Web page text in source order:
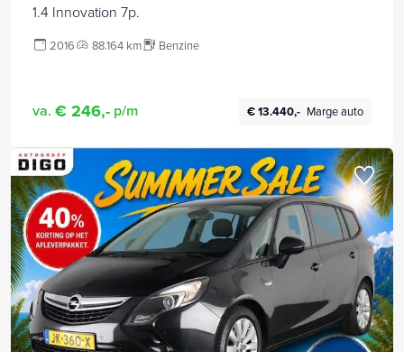
1.4 Innovation 7p.
2016 88.164 km Benzine
va. € 246,- p/m € 13.440,- Marge auto